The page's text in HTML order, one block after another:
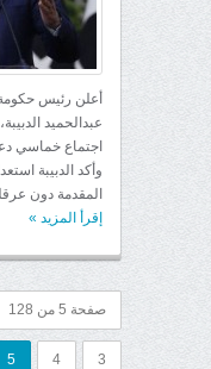
أعلن رئيس حكومة
عبدالحميد
اجتماع خماسي
وأكد الدبيبة
المقدمة دون
إقرأ المزيد »
صفحة 5 من 128
3
4
5